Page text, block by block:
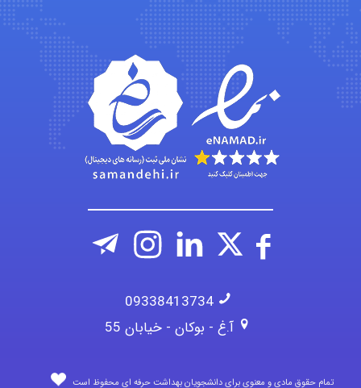
Kati
emami
09338413734
آ.غ - بوکان - خیابان 55
تمام حقوق مادی و معنوی برای دانشجویان بهداشت حرفه ای محفوظ است